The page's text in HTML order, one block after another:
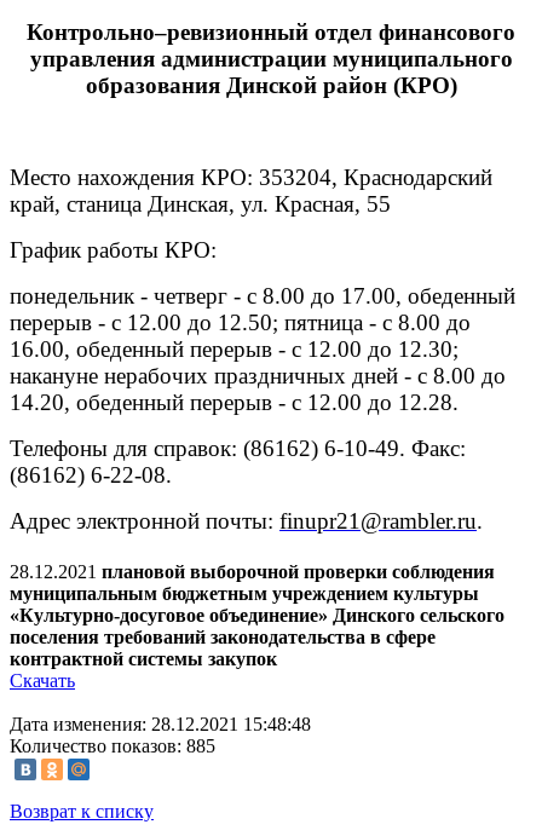
Контрольно–ревизионный отдел финансового
управления администрации муниципального
образования Динской район (КРО)
Место нахождения КРО: 353204, Краснодарский
край, станица Динская, ул. Красная, 55
График работы КРО:
понедельник - четверг - с 8.00 до 17.00, обеденный
перерыв - с 12.00 до 12.50; пятница - с 8.00 до
16.00, обеденный перерыв - с 12.00 до 12.30;
накануне нерабочих праздничных дней - с 8.00 до
14.20, обеденный перерыв - с 12.00 до 12.28.
Телефоны для справок: (86162) 6-10-49. Факс:
(86162) 6-22-08.
Адрес электронной почты: finupr21@rambler.ru.
28.12.2021 плановой выборочной проверки соблюдения
муниципальным бюджетным учреждением культуры
«Культурно-досуговое объединение» Динского сельского
поселения требований законодательства в сфере
контрактной системы закупок
Скачать
Дата изменения: 28.12.2021 15:48:48
Количество показов: 885
Возврат к списку